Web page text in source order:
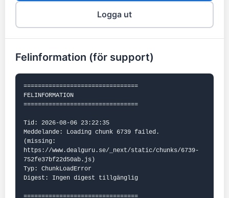
Logga ut
Felinformation (för support)
================================
FELINFORMATION
================================
Tid: 2026-08-06 23:22:35
Meddelande: Loading chunk 6739 failed.
(missing:
https://www.dealguru.se/_next/static/chunks/6739-
752fe37bf22d50ab.js)
Typ: ChunkLoadError
Digest: Ingen digest tillgänglig
================================